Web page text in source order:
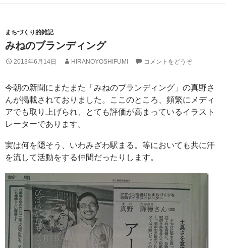
まちづくり的雑記
みねのブランディング
2013年6月14日 HIRANOYOSHIFUMI コメントをどうぞ
今朝の新聞にまたまた「みねのブランディング」の真野さ
んが掲載されておりました。ここのところ、頻繁にメディ
アでも取り上げられ、とても評価が高まっているイラスト
レーターであります。
実は何を隠そう、いわみざわ駅まる。等においても共に汗
を流して活動をする仲間だったりします。